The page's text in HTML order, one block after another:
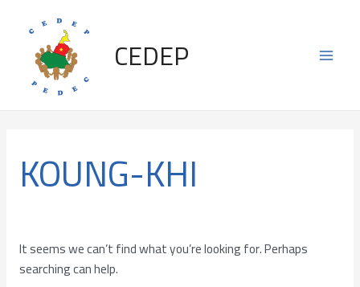
content
CEDEP
KOUNG-KHI
It seems we can’t find what you’re looking for. Perhaps
searching can help.
for: